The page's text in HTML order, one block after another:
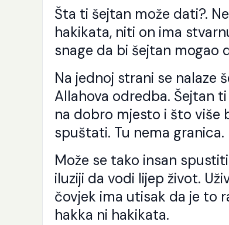
Šta ti šejtan može dati?.
hakikata, niti on ima
snage da bi šejtan mogao
Na jednoj strani se nalaze
Allahova odredba. Šejtan
na dobro mjesto i što više
spuštati. Tu nema granica.
Može se tako insan
iluziji da vodi lijep život.
čovjek ima utisak da je to
hakka ni hakikata.